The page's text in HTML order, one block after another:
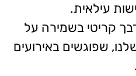
עילאית.
קריטי בשמירה על
שפוגשים באירועים